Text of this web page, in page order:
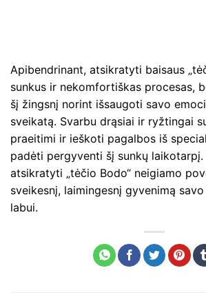
Apibendrinant, atsikratyti baisaus
sunkus ir nekomfortiškas procesas,
šį žingsnį norint išsaugoti savo
sveikatą. Svarbu drąsiai ir ryžtingai
praeitimi ir ieškoti pagalbos iš
padėti pergyventi šį sunkų
atsikratyti „tėčio Bodo“ neigiamo
sveikesnį, laimingesnį gyvenimą
labui.